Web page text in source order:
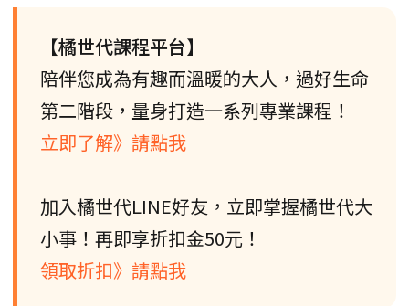
【橘世代課程平台】
陪伴您成為有趣而溫暖的大人，過好生命
第二階段，量身打造一系列專業課程！
立即了解》請點我
加入橘世代LINE好友，立即掌握橘世代大
小事！再即享折扣金50元！
領取折扣》請點我